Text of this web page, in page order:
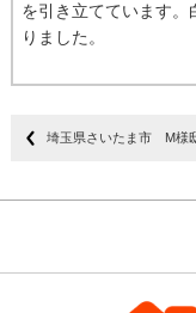
を引き立てています。
りました。
埼玉県さいたま市 M様